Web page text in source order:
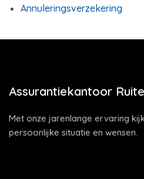
Annuleringsverzekering
Assurantiekantoor
Met onze jarenlange ervaring
persoonlijke situatie en wensen.